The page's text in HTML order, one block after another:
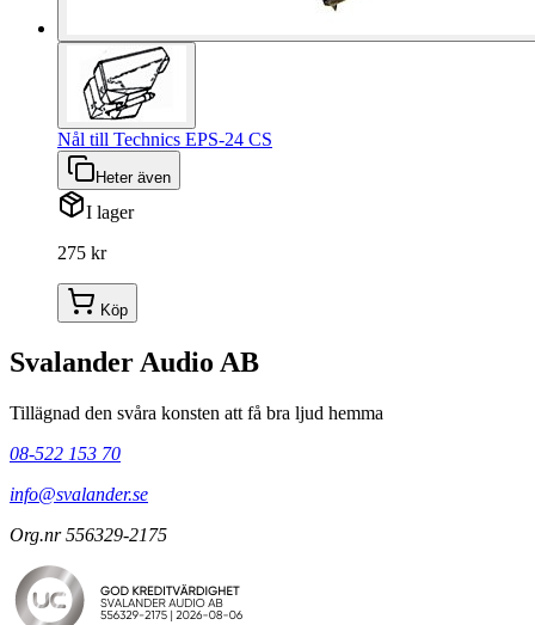
Nål till Technics EPS-24 CS
Heter även
I lager
275 kr
Köp
Svalander Audio AB
Tillägnad den svåra konsten att få bra ljud hemma
08-522 153 70
info@svalander.se
Org.nr 556329-2175